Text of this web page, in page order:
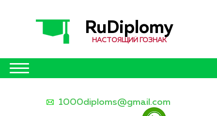
RuDiplomy
НАСТОЯЩИЙ ГОЗНАК
1000diploms@gmail.com